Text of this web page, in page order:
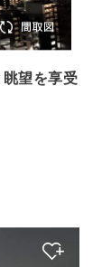
望を享受